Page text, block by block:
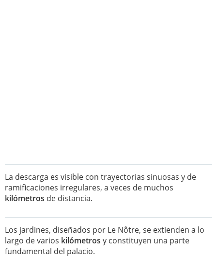
La descarga es visible con trayectorias sinuosas y de
ramificaciones irregulares, a veces de muchos
kilómetros de distancia.
Los jardines, diseñados por Le Nôtre, se extienden a lo
largo de varios kilómetros y constituyen una parte
fundamental del palacio.